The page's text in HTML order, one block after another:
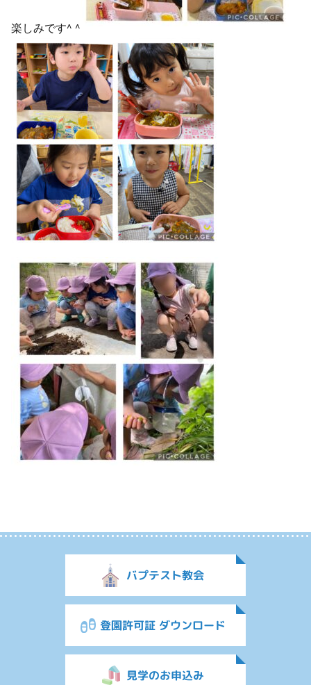
楽しみです^ ^
バプテスト教会
登園許可証 ダウンロード
見学のお申込み